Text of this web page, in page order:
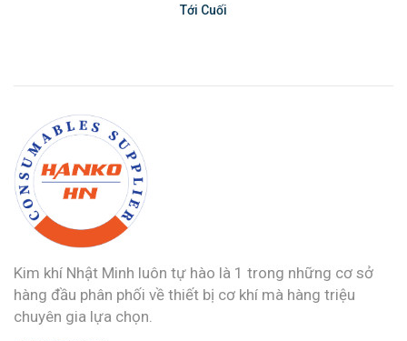
Tới Cuối
Kim khí Nhật Minh luôn tự hào là 1 trong những cơ sở
hàng đầu phân phối về thiết bị cơ khí mà hàng triệu
chuyên gia lựa chọn.